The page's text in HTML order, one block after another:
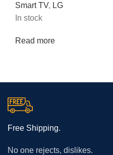
Smart TV, LG
In stock
Read more
Free Shipping.
No one rejects, dislikes.